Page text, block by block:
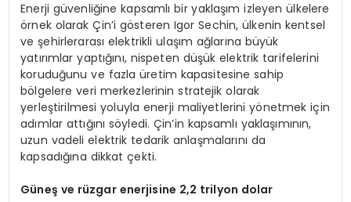
Enerji güvenliğine kapsamlı bir yaklaşım izleyen ülkelere
örnek olarak Çin’i gösteren Igor Sechin, ülkenin kentsel
ve şehirlerarası elektrikli ulaşım ağlarına büyük
yatırımlar yaptığını, nispeten düşük elektrik tarifelerini
koruduğunu ve fazla üretim kapasitesine sahip
bölgelere veri merkezlerinin stratejik olarak
yerleştirilmesi yoluyla enerji maliyetlerini yönetmek için
adımlar attığını söyledi. Çin’in kapsamlı yaklaşımının,
uzun vadeli elektrik tedarik anlaşmalarını da
kapsadığına dikkat çekti.
Güneş ve rüzgar enerjisine 2,2 trilyon dolar